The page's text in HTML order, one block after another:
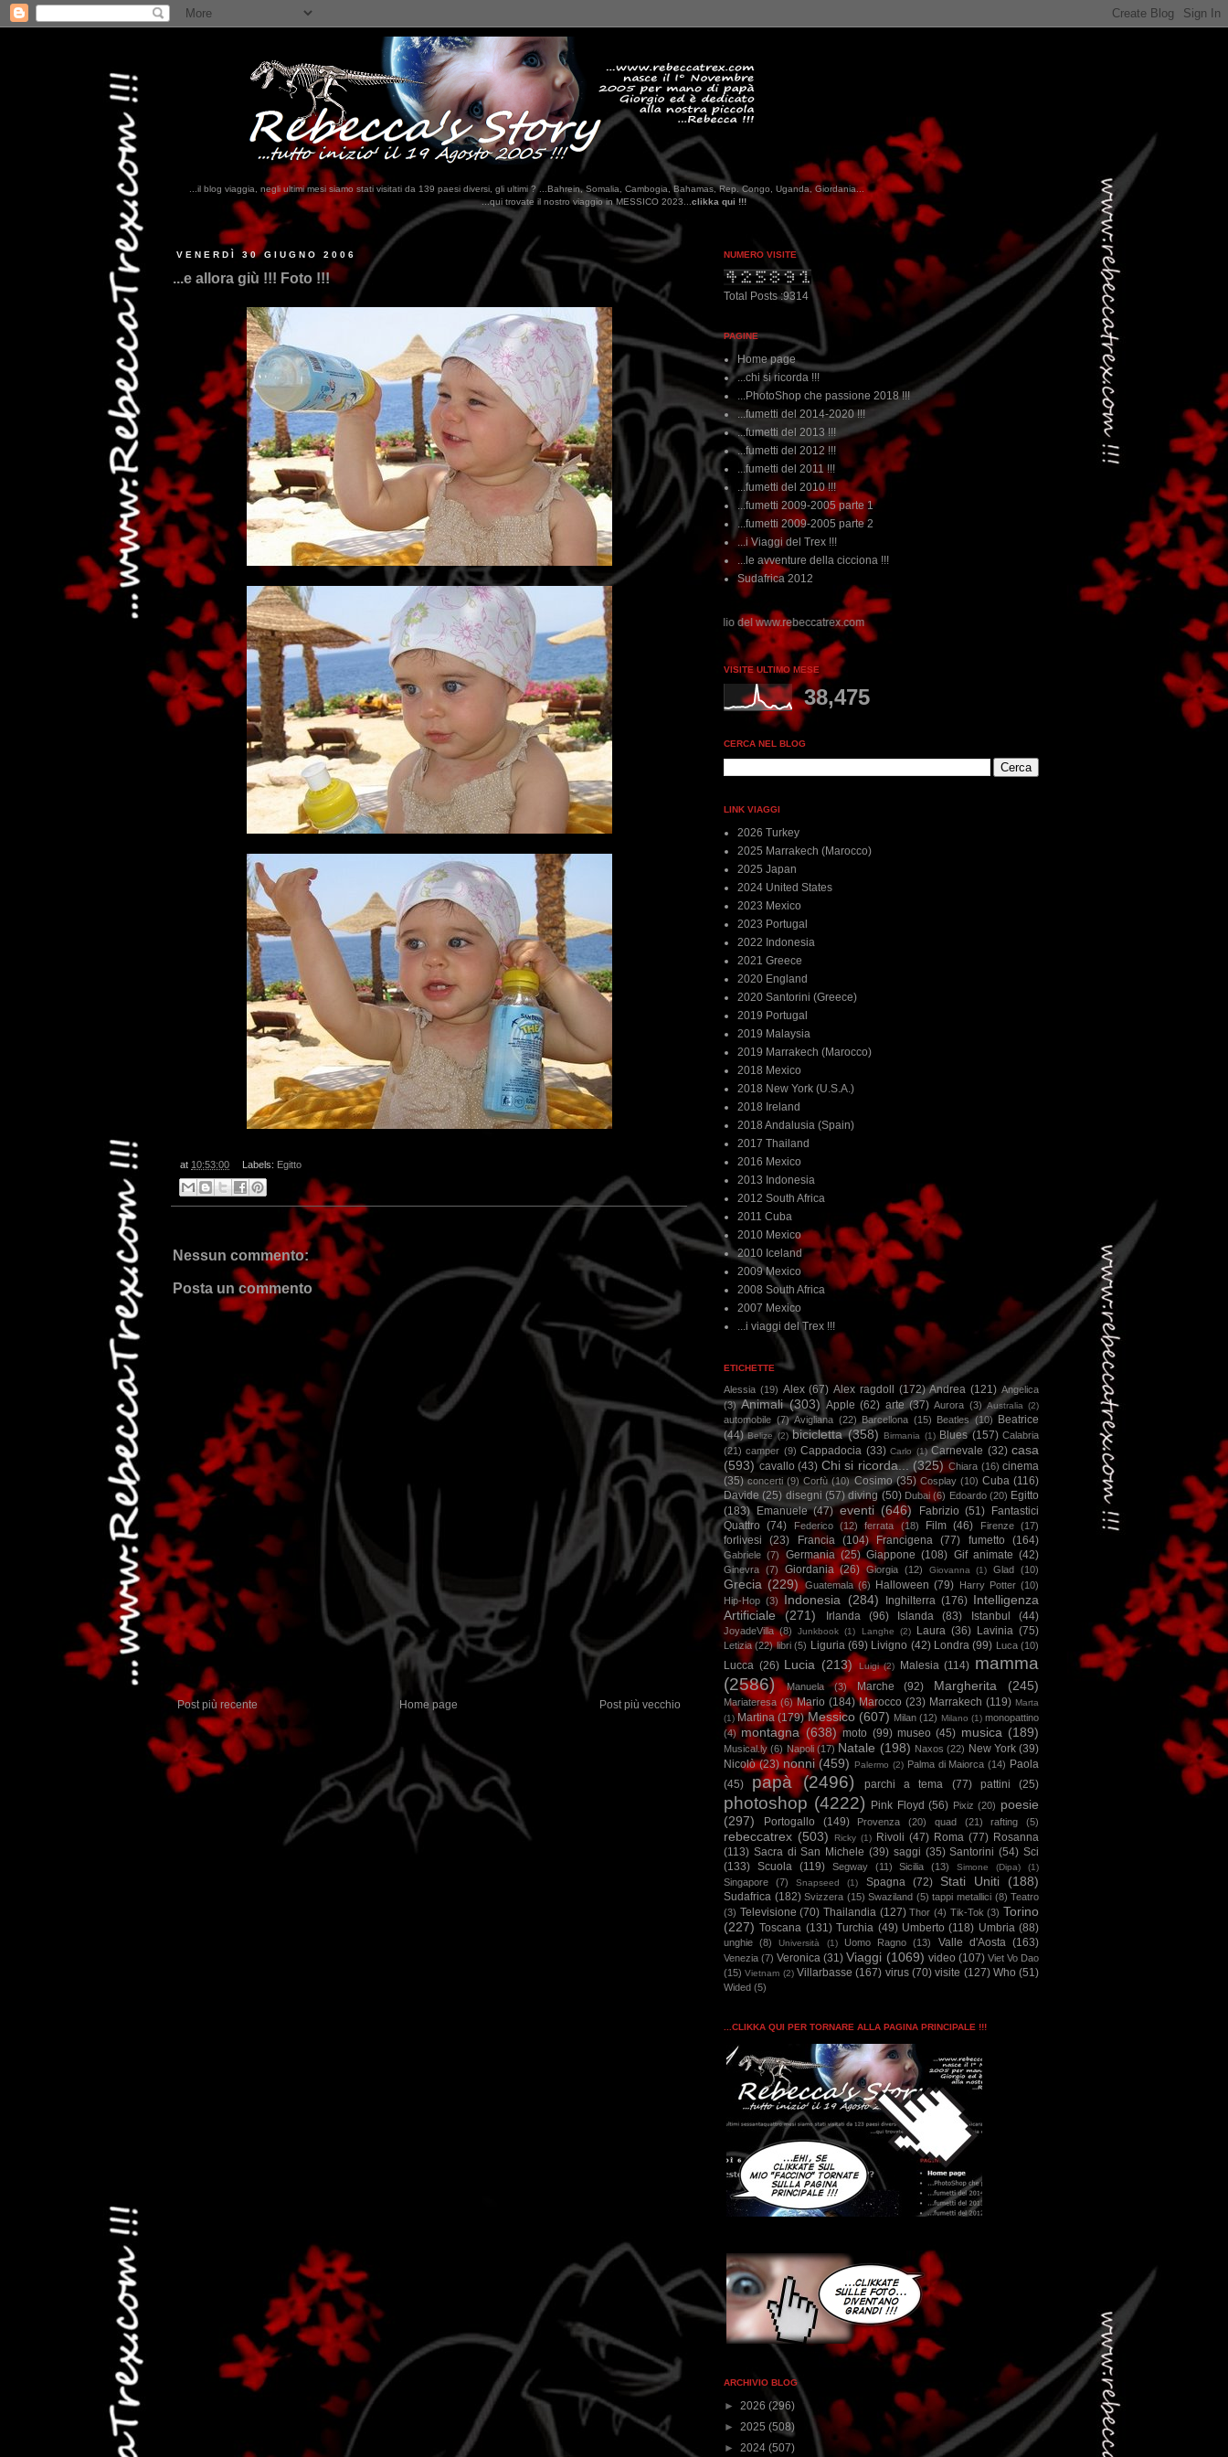
...il blog viaggia, negli ultimi mesi siamo stati visitati da 139 paesi diversi, gli ultimi ? ...Bahrein, Somalia, Cambogia, Bahamas, Rep. Congo, Uganda, Giordania...
...qui trovate il nostro viaggio in MESSICO 2023...clikka qui !!!
VENERDÌ 30 GIUGNO 2006
...e allora giù !!! Foto !!!
at 10:53:00 Labels: Egitto
Nessun commento:
Posta un commento
Post più recente Post più vecchio
Home page
NUMERO VISITE
Total Posts :9314
PAGINE
Home page
...chi si ricorda !!!
...PhotoShop che passione 2018 !!!
...fumetti del 2014-2020 !!!
...fumetti del 2013 !!!
...fumetti del 2012 !!!
...fumetti del 2011 !!!
...fumetti del 2010 !!!
...fumetti 2009-2005 parte 1
...fumetti 2009-2005 parte 2
...i Viaggi del Trex !!!
...le avventure della cicciona !!!
Sudafrica 2012
...dai non perdere tempo, clikka "qui", c'è il meglio del www.rebeccatrex.com
VISITE ULTIMO MESE
38,475
CERCA NEL BLOG
LINK VIAGGI
2026 Turkey
2025 Marrakech (Marocco)
2025 Japan
2024 United States
2023 Mexico
2023 Portugal
2022 Indonesia
2021 Greece
2020 England
2020 Santorini (Greece)
2019 Portugal
2019 Malaysia
2019 Marrakech (Marocco)
2018 Mexico
2018 New York (U.S.A.)
2018 Ireland
2018 Andalusia (Spain)
2017 Thailand
2016 Mexico
2013 Indonesia
2012 South Africa
2011 Cuba
2010 Mexico
2010 Iceland
2009 Mexico
2008 South Africa
2007 Mexico
...i viaggi del Trex !!!
ETICHETTE
Alessia (19) Alex (67) Alex ragdoll (172) Andrea (121) Angelica
(3) Animali (303) Apple (62) arte (37) Aurora (3) Australia (2)
automobile (7) Avigliana (22) Barcellona (15) Beatles (10)
Beatrice
(44) Belize (2) bicicletta (358) Birmania (1) Blues (157) Calabria
(21) camper (9) Cappadocia (33) Carlo (1) Carnevale (32) casa
(593) cavallo (43) Chi si ricorda... (325) Chiara (16) cinema
(35) concerti (9) Corfù (10) Cosimo (35) Cosplay (10) Cuba (116)
Davide (25) disegni (57) diving (50) Dubai (6) Edoardo (20) Egitto
(183)
Emanuele (47) eventi (646) Fabrizio (51)
Fantastici
Quattro (74) Federico (12) ferrata (18) Film (46) Firenze (17)
forlivesi (23) Francia (104) Francigena (77) fumetto (164)
Gabriele (7) Germania (25) Giappone (108) Gif animate (42)
Ginevra (7) Giordania (26) Giorgia (12) Giovanna (1) Glad (10)
Grecia (229) Guatemala (6) Halloween (79) Harry Potter (10)
Hip-Hop (3) Indonesia (284) Inghilterra (176) Intelligenza
Artificiale
(271) Irlanda (96) Islanda (83) Istanbul (44)
JoyadeVilla (8) Junkbook (1) Langhe (2) Laura (36) Lavinia (75)
Letizia (22) libri (5) Liguria (69) Livigno (42) Londra (99) Luca (10)
Lucca (26) Lucia (213) Luigi (2) Malesia (114) mamma
(2586)
Manuela (3) Marche (92) Margherita (245)
Mariateresa (6) Mario (184) Marocco (23) Marrakech (119) Marta
(1) Martina (179) Messico (607) Milan (12) Milano (1) monopattino
(4) montagna (638) moto (99) museo (45) musica (189)
Musical.ly (6) Napoli (17) Natale (198) Naxos (22) New York (39)
Nicolò (23) nonni (459) Palermo (2) Palma di Maiorca (14) Paola
(45)
papà (2496) parchi a tema (77) pattini (25)
photoshop (4222) Pink Floyd (56) Pixiz (20) poesie
(297)
Portogallo (149) Provenza (20) quad (21) rafting (5)
rebeccatrex (503) Ricky (1) Rivoli (47) Roma (77) Rosanna
(113) Sacra di San Michele (39) saggi (35) Santorini (54) Sci
(133) Scuola (119) Segway (11) Sicilia (13) Simone (Dipa) (1)
Singapore (7) Snapseed (1) Spagna (72) Stati Uniti (188)
Sudafrica (182) Svizzera (15) Swaziland (5) tappi metallici (8) Teatro
(3) Televisione (70) Thailandia (127) Thor (4) Tik-Tok (3) Torino
(227) Toscana (131) Turchia (49) Umberto (118) Umbria (88)
unghie (8) Università (1) Uomo Ragno (13) Valle d'Aosta (163)
Venezia (7) Veronica (31) Viaggi (1069) video (107) Viet Vo Dao
(15) Vietnam (2) Villarbasse (167) virus (70) visite (127) Who (51)
Wided (5)
...CLIKKA QUI PER TORNARE ALLA PAGINA PRINCIPALE !!!
ARCHIVIO BLOG
► 2026 (296)
► 2025 (508)
► 2024 (507)